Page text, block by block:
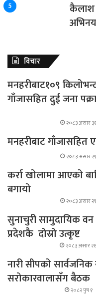
कैलाश
विचार
मनहरीबाट१०९
गाँजासहित दुई जना
२०८३ असार ३१
मनहरीबाट गाँजासहित
२०८३ असार २९
कर्रा खोलामा आएको
बगायो
२०८३ असार २९
सुनाचुरी सामुदायिक
प्रदेशकै दोस्रो उत्कृष्ट
२०८३ असार
नारी सीपको
सरोकारवालासँग बैठक
२०८२ पुष १